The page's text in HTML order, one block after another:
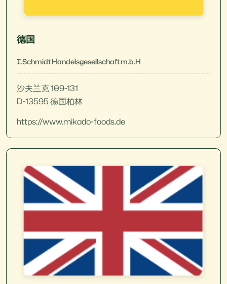
德国
I.Schmidt Handelsgesellschaft m.b.H
沙夫兰克 109-131
D-13595 德国柏林
https://www.mikado-foods.de